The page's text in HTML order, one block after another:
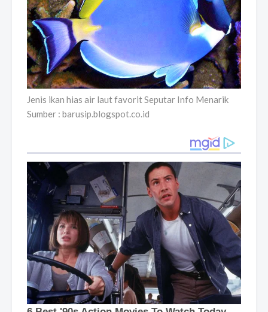
Jenis ikan hias air laut favorit Seputar Info Menarik
Sumber : barusip.blogspot.co.id